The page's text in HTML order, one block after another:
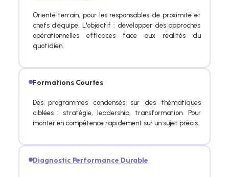
Orienté terrain, pour les responsables de proximité et
chefs d'équipe. L'objectif : développer des approches
opérationnelles efficaces face aux réalités du
quotidien.
Formations Courtes
Des programmes condensés sur des thématiques
ciblées : stratégie, leadership, transformation. Pour
monter en compétence rapidement sur un sujet précis.
Diagnostic Performance Durable